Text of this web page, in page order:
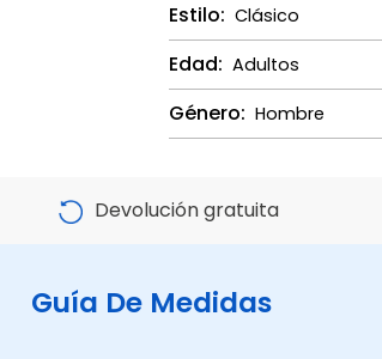
Estilo: Clásico
Edad: Adultos
Género: Hombre
Devolución gratuita
Guía De Medidas